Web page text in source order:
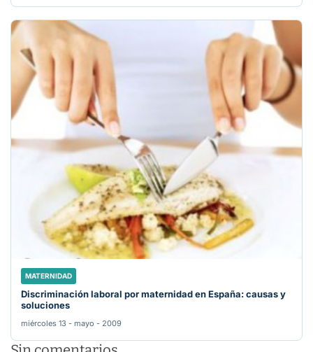
MATERNIDAD
Discriminación laboral por maternidad en España: causas y
soluciones
miércoles 13 - mayo - 2009